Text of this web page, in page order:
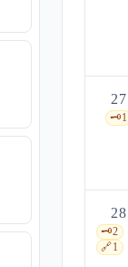
27
🗝️1
28
🗝️2
🔗1